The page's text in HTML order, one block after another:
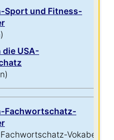
Sport und Fitness-
USA-
Fachwortschatz-
Vokabeln